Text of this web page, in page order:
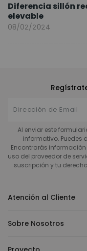
Diferencia sillón
elevable
08/02/2024
Al enviar este
informativo. Puedes
Encontrarás
uso del proveedor de
suscripción y tu
Atención al Cliente
Sobre Nosotros